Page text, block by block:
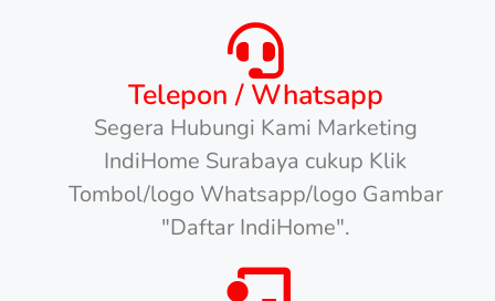
Telepon / Whatsapp
Segera Hubungi Kami Marketing
IndiHome Surabaya cukup Klik
Tombol/logo Whatsapp/logo Gambar
"Daftar IndiHome".